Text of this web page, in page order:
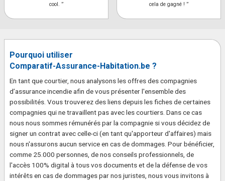
cool. ”
cela de gagné ! ”
Pourquoi utiliser
Comparatif-Assurance-Habitation.be ?
En tant que courtier, nous analysons les offres des compagnies
d’assurance incendie afin de vous présenter l'ensemble des
possibilités. Vous trouverez des liens depuis les fiches de certaines
compagnies qui ne travaillent pas avec les courtiers. Dans ce cas
nous nous sommes rémunérés par la compagnie si vous décidez de
signer un contrat avec celle-ci (en tant qu'apporteur d'affaires) mais
nous n'assurons aucun service en cas de dommages. Pour bénéficier,
comme 25.000 personnes, de nos conseils professionnels, de
l'accès 100% digital à tous vos documents et de la défense de vos
intérêts en cas de dommages par nos juristes, nous vous invitons à